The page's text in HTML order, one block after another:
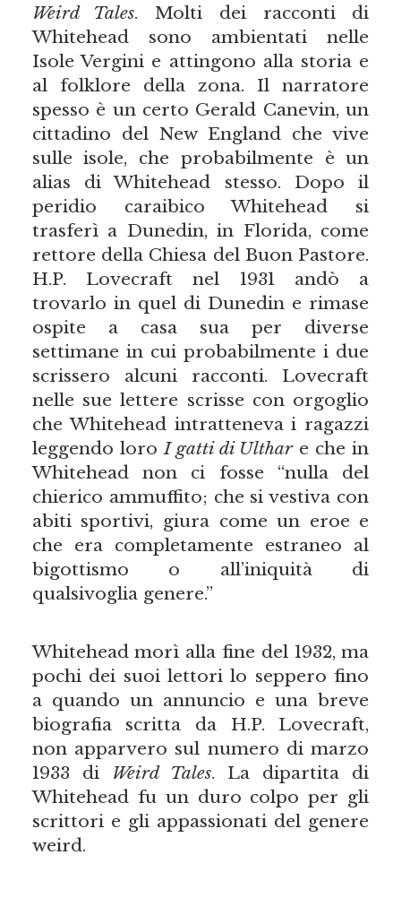
Weird Tales. Molti dei racconti di
Whitehead sono ambientati nelle
Isole Vergini e attingono alla storia e
al folklore della zona. Il narratore
spesso è un certo Gerald Canevin, un
cittadino del New England che vive
sulle isole, che probabilmente è un
alias di Whitehead stesso. Dopo il
peridio caraibico Whitehead si
trasferì a Dunedin, in Florida, come
rettore della Chiesa del Buon Pastore.
H.P. Lovecraft nel 1931 andò a
trovarlo in quel di Dunedin e rimase
ospite a casa sua per diverse
settimane in cui probabilmente i due
scrissero alcuni racconti. Lovecraft
nelle sue lettere scrisse con orgoglio
che Whitehead intratteneva i ragazzi
leggendo loro I gatti di Ulthare che in
Whitehead non ci fosse “nulla del
chierico ammuffito; che si vestiva con
abiti sportivi, giura come un eroe e
che era completamente estraneo al
bigottismo o all’iniquità di
qualsivoglia genere.”
Whitehead morì alla fine del 1932, ma
pochi dei suoi lettori lo seppero fino
a quando un annuncio e una breve
biografia scritta da H.P. Lovecraft,
non apparvero sul numero di marzo
1933 di Weird Tales. La dipartita di
Whitehead fu un duro colpo per gli
scrittori e gli appassionati del genere
weird.